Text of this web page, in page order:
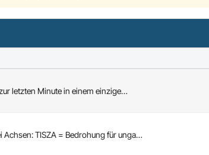
letzten Minute in einem einzige…
TISZA = Bedrohung für unga…